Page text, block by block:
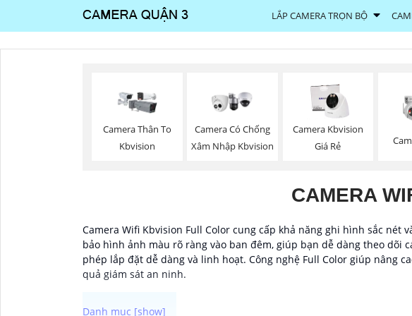
LẮP CAMERA TRỌN BỘ
Camera Thân To
Kbvision
Camera Có Chống
Xâm Nhập Kbvision
Camera Kbvision
Giá Rẻ
CAMERA
Camera Wifi Kbvision Full Color cung cấp khả năng ghi hình sắc
bảo hình ảnh màu rõ ràng vào ban đêm, giúp bạn dễ dàng theo dõi
phép lắp đặt dễ dàng và linh hoạt. Công nghệ Full Color giúp nâng
quả giám sát an ninh.